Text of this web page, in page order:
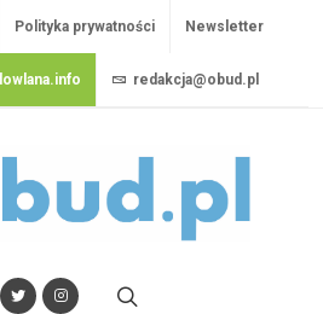
Polityka prywatności Newsletter
redakcja@obud.pl